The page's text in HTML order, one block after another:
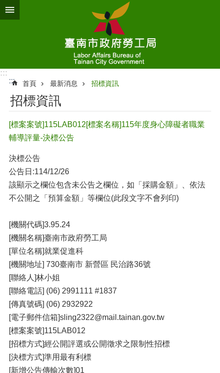
跳到主要內容區塊
:::
:::
首頁 最新消息 招標資訊
招標資訊
[標案案號]115LAB012[標案名稱]115年度身心障礙者職業
輔導評量-決標公告
決標公告
公告日:114/12/26
該顯示之欄位包含未公告之欄位，如「採購金額」、依法
不公開之「預算金額」等欄位(此段文字不會列印)
[機關代碼]3.95.24
[機關名稱]臺南市政府勞工局
[單位名稱]就業促進科
[機關地址] 730臺南市 新營區 民治路36號
[聯絡人]林小姐
[聯絡電話] (06) 2991111 #1837
[傳真號碼] (06) 2932922
[電子郵件信箱]sling2322@mail.tainan.gov.tw
[標案案號]115LAB012
[招標方式]經公開評選或公開徵求之限制性招標
[決標方式]準用最有利標
[新增公告傳輸次數]01